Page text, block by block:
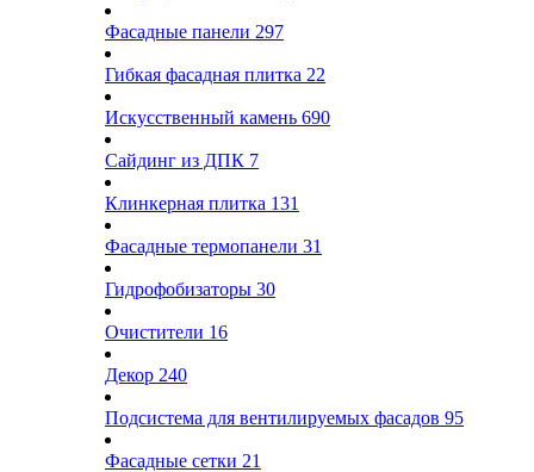
Фасадные панели 297
Гибкая фасадная плитка 22
Искусственный камень 690
Сайдинг из ДПК 7
Клинкерная плитка 131
Фасадные термопанели 31
Гидрофобизаторы 30
Очистители 16
Декор 240
Подсистема для вентилируемых фасадов 95
Фасадные сетки 21